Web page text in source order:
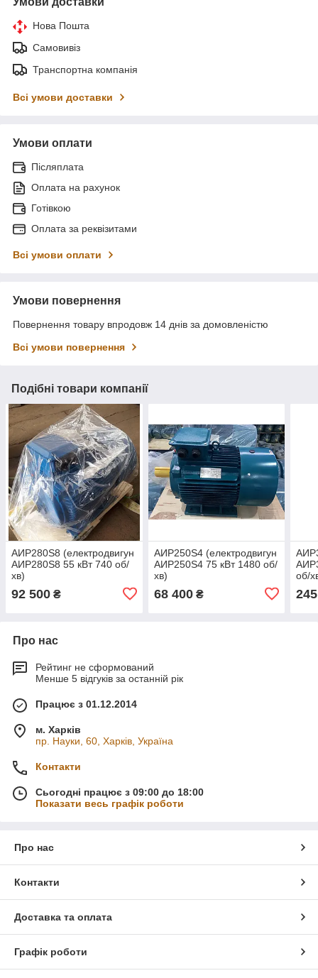
Нова Пошта
Самовивіз
Транспортна компанія
Всі умови доставки
Умови оплати
Післяплата
Оплата на рахунок
Готівкою
Оплата за реквізитами
Всі умови оплати
Умови повернення
Повернення товару впродовж 14 днів за домовленістю
Всі умови повернення
Подібні товари компанії
АИР280S8 (електродвигун
АИР280S8 55 кВт 740 об/
хв)
92 500 ₴
АИР250S4 (електродвигун
АИР250S4 75 кВт 1480 об/
хв)
68 400₴
об/
Про нас
Рейтинг не сформований
Менше 5 відгуків за останній рік
Працює з 01.12.2014
м. Харків
пр. Науки, 60, Харків, Україна
Контакти
Сьогодні працює з 09:00 до 18:00
Показати весь графік роботи
Про нас
Контакти
Доставка та оплата
Графік роботи